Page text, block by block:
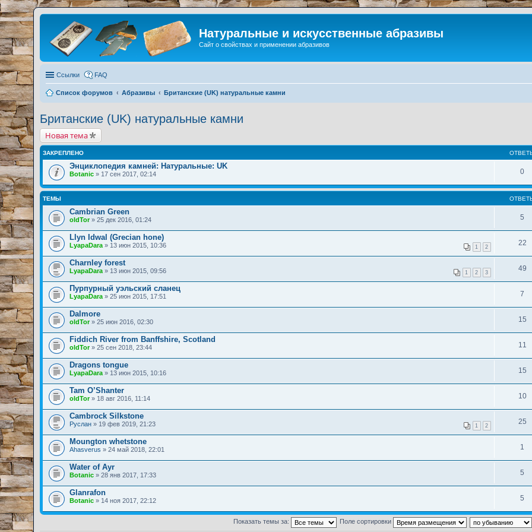
Натуральные и искусственные абразивы
Сайт о свойствах и применении абразивов
Ссылки FAQ
Список форумов Абразивы Британские (UK) натуральные камни
Британские (UK) натуральные камни
Новая тема
ЗАКРЕПЛЕНО
Энциклопедия камней: Натуральные: UK
Botanic » 17 сен 2017, 02:14 0
ТЕМЫ
Cambrian Green
oldTor» 25 дек 2016, 01:24 5
Llyn Idwal (Grecian hone)
1 2
LyapaDara » 13 июн 2015, 10:36 22
Charnley forest
1 2 3
LyapaDara » 13 июн 2015, 09:56 49
Пурпурный уэльский сланец
LyapaDara » 25 июн 2015, 17:51 7
Dalmore
oldTor» 25 июн 2016, 02:30 15
Fiddich River from Banffshire, Scotland
oldTor» 25 сен 2018, 23:44 11
Dragons tongue
LyapaDara » 13 июн 2015, 10:16 15
Tam O’Shanter
oldTor» 18 авг 2016, 11:14 10
Cambrock Silkstone
1 2
Руслан » 19 фев 2019, 21:23 25
Moungton whetstone
Ahasverus » 24 май 2018, 22:01 1
Water of Ayr
Botanic » 28 янв 2017, 17:33 5
Glanrafon
Botanic » 14 ноя 2017, 22:12 5
Показать темы за: Поле сортировки